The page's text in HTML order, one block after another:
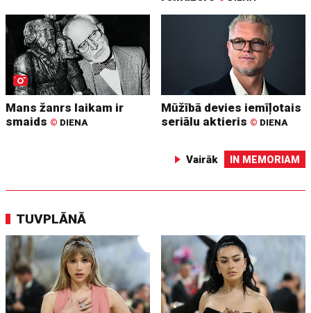
Mans žanrs laikam ir
smaids © DIENA
Mūžībā devies iemīļotais
seriālu aktieris © DIENA
Vairāk IN MEMORIAM
TUVPLĀNĀ